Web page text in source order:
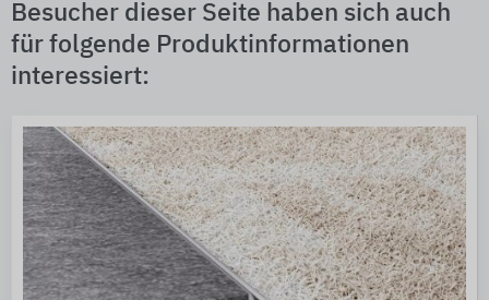
Besucher dieser Seite haben sich auch
für folgende Produktinformationen
interessiert: